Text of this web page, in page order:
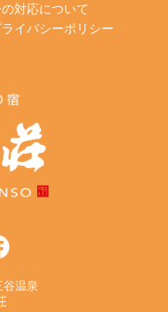
対応について
ライバシーポリシー
谷温泉